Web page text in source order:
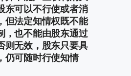
东可以不行使或者消
但法定知情权既不能
，也不能由股东通过
则无效，股东只要具
仍可随时行使知情